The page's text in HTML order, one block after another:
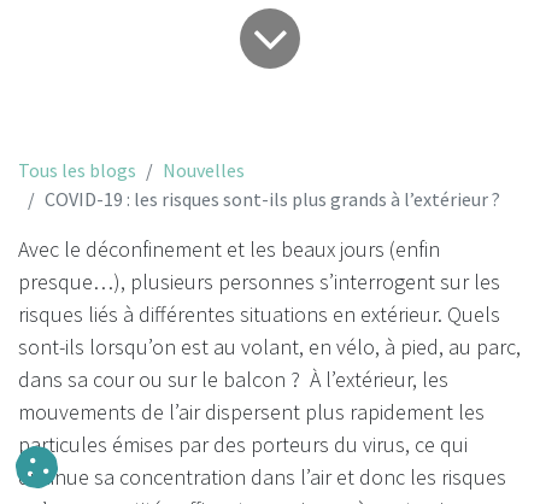
Tous les blogs
Nouvelles
COVID-19 : les risques sont-ils plus grands à l’extérieur ?
Avec le déconfinement et les beaux jours (enfin
presque…), plusieurs personnes s’interrogent sur les
risques liés à différentes situations en extérieur. Quels
sont-ils lorsqu’on est au volant, en vélo, à pied, au parc,
dans sa cour ou sur le balcon ? À l’extérieur, les
mouvements de l’air dispersent plus rapidement les
particules émises par des porteurs du virus, ce qui
diminue sa concentration dans l’air et donc les risques